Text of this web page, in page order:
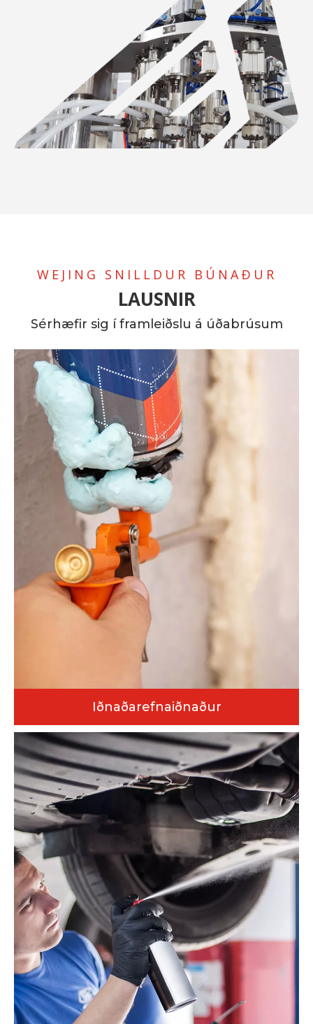
WEJING SNILLDUR BÚNAÐUR
LAUSNIR
Sérhæfir sig í framleiðslu á úðabrúsum
Fyrir ætandi, seigju eða sérstaklega samsett iðnaðarefni,
bjóðum við upp á sprengivörn, tæringarþolin
áfyllingarkerfi sem tryggja framleiðsluöryggi og engan
leka. Búnaður styður sjálfvirka samþættingu færibands og
er mikið notaður í smurolíu, hreinsiefni, iðnaðarhúðun og
öðrum sviðum.
Iðnaðarefnaiðnaður